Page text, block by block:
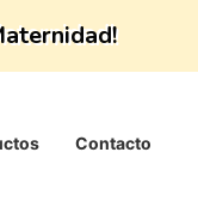
Contacto